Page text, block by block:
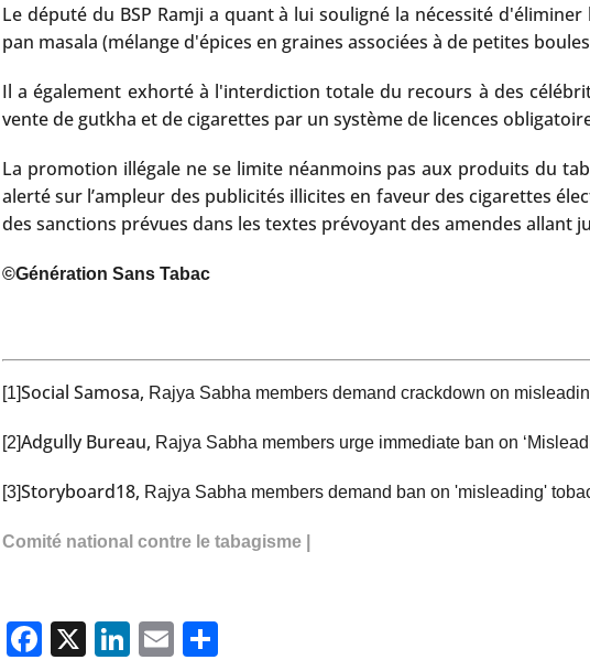
Le député du BSP Ramji a quant à lui souligné la nécessité
pan masala (mélange d'épices en graines associées à de petites
Il a également exhorté à l'interdiction totale du recours à des
vente de gutkha et de cigarettes par un système de licences
La promotion illégale ne se limite néanmoins pas aux produits du
alerté sur l’ampleur des publicités illicites en faveur des cigarettes
des sanctions prévues dans les textes prévoyant des amendes allant
©Génération Sans Tabac
[1]Social Samosa, Rajya Sabha members demand crackdown on
[2]Adgully Bureau, Rajya Sabha members urge immediate ban on
[3]Storyboard18, Rajya Sabha members demand ban on 'misleading'
Comité national contre le tabagisme |
Facebook
X LinkedIn
Email